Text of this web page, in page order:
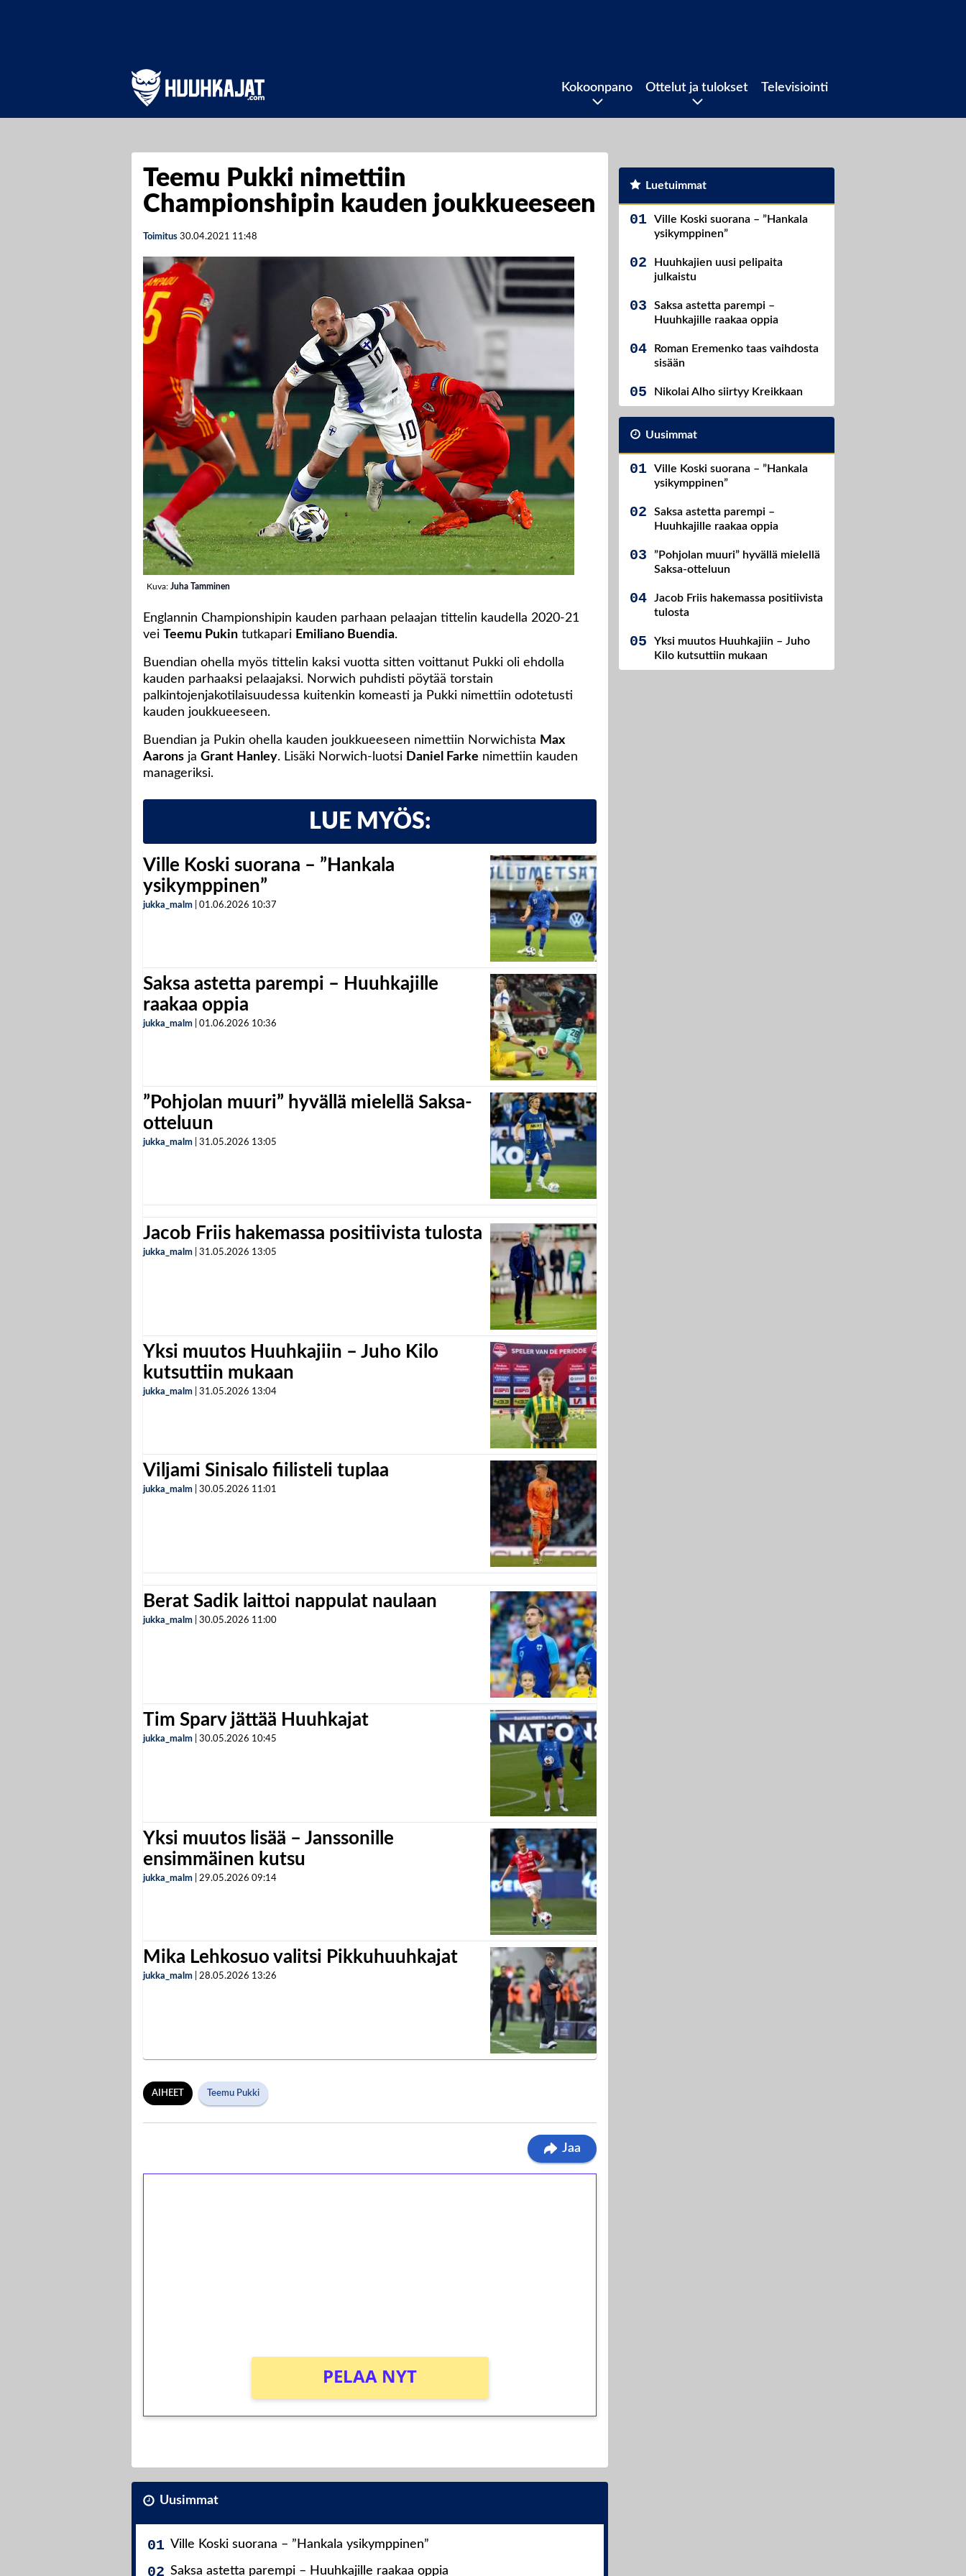
Kokoonpano Ottelut ja tulokset Televisiointi
Teemu Pukki nimettiin
Championshipin kauden joukkueeseen
Toimitus 30.04.2021 11:48
Kuva: Juha Tamminen
Englannin Championshipin kauden parhaan pelaajan tittelin kaudella 2020-21
vei Teemu Pukin tutkapari Emiliano Buendia.
Buendian ohella myös tittelin kaksi vuotta sitten voittanut Pukki oli ehdolla
kauden parhaaksi pelaajaksi. Norwich puhdisti pöytää torstain
palkintojenjakotilaisuudessa kuitenkin komeasti ja Pukki nimettiin odotetusti
kauden joukkueeseen.
Buendian ja Pukin ohella kauden joukkueeseen nimettiin Norwichista Max
Aarons ja Grant Hanley. Lisäki Norwich-luotsi Daniel Farke nimettiin kauden
manageriksi.
LUE MYÖS:
Ville Koski suorana – ”Hankala
ysikymppinen”
jukka_malm 01.06.2026 10:37
Saksa astetta parempi – Huuhkajille
raakaa oppia
jukka_malm 01.06.2026 10:36
”Pohjolan muuri” hyvällä mielellä Saksa-
otteluun
jukka_malm 31.05.2026 13:05
Jacob Friis hakemassa positiivista tulosta
jukka_malm 31.05.2026 13:05
Yksi muutos Huuhkajiin – Juho Kilo
kutsuttiin mukaan
jukka_malm 31.05.2026 13:04
Viljami Sinisalo fiilisteli tuplaa
jukka_malm 30.05.2026 11:01
Berat Sadik laittoi nappulat naulaan
jukka_malm 30.05.2026 11:00
Tim Sparv jättää Huuhkajat
jukka_malm 30.05.2026 10:45
Yksi muutos lisää – Janssonille
ensimmäinen kutsu
jukka_malm 29.05.2026 09:14
Mika Lehkosuo valitsi Pikkuhuuhkajat
jukka_malm 28.05.2026 13:26
AIHEET Teemu Pukki
Jaa
PELAA NYT
Uusimmat
Ville Koski suorana – ”Hankala ysikymppinen”
Saksa astetta parempi – Huuhkajille raakaa oppia
Luetuimmat
Ville Koski suorana – ”Hankala
ysikymppinen”
Huuhkajien uusi pelipaita
julkaistu
Saksa astetta parempi –
Huuhkajille raakaa oppia
Roman Eremenko taas vaihdosta
sisään
Nikolai Alho siirtyy Kreikkaan
Uusimmat
Ville Koski suorana – ”Hankala
ysikymppinen”
Saksa astetta parempi –
Huuhkajille raakaa oppia
”Pohjolan muuri” hyvällä mielellä
Saksa-otteluun
Jacob Friis hakemassa positiivista
tulosta
Yksi muutos Huuhkajiin – Juho
Kilo kutsuttiin mukaan